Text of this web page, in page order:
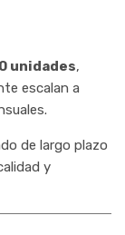
unidades,
escalan a
de largo plazo
y